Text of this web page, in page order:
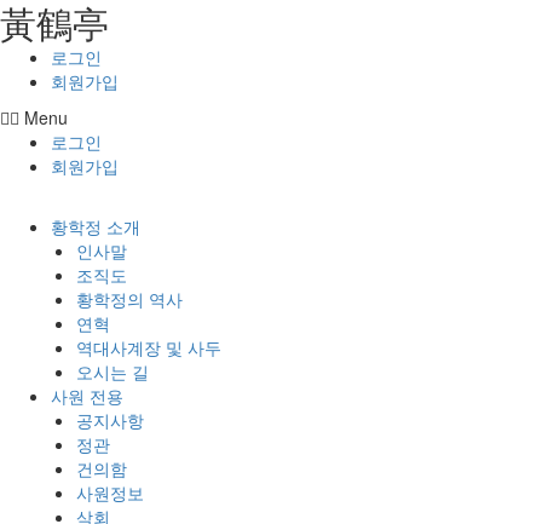
콘텐츠로
건너뛰기
⿈鶴亭
로그인
회원가입
Menu
로그인
회원가입
황학정 소개
인사말
조직도
황학정의 역사
연혁
역대사계장 및 사두
오시는 길
사원 전용
공지사항
정관
건의함
사원정보
삭회